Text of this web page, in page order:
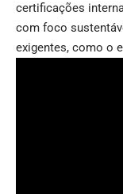
certificações
com foco
exigentes, como o